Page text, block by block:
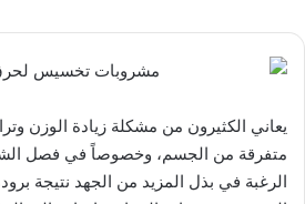
يعاني الكثيرون من مشكلة زيادة الوزن
متفرقة من الجسم، وخصوصاً في فصل
الرغبة في بذل المزيد من الجهد نتيجة